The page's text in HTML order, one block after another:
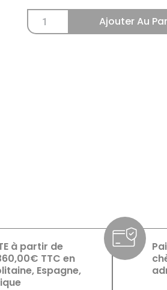
Ajouter Au
à partir de
TTC en
Espagne,